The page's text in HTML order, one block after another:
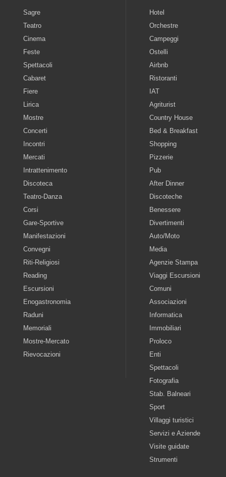
Sagre
Teatro
Cinema
Feste
Spettacoli
Cabaret
Fiere
Lirica
Mostre
Concerti
Incontri
Mercati
Intrattenimento
Discoteca
Teatro-Danza
Corsi
Gare-Sportive
Manifestazioni
Convegni
Riti-Religiosi
Reading
Escursioni
Enogastronomia
Raduni
Memoriali
Mostre-Mercato
Rievocazioni
Hotel
Orchestre
Campeggi
Ostelli
Airbnb
Ristoranti
IAT
Agriturist
Country House
Bed & Breakfast
Shopping
Pizzerie
Pub
After Dinner
Discoteche
Benessere
Divertimenti
Auto/Moto
Media
Agenzie Stampa
Viaggi Escursioni
Comuni
Associazioni
Informatica
Immobiliari
Proloco
Enti
Spettacoli
Fotografia
Stab. Balneari
Sport
Villaggi turistici
Servizi e Aziende
Visite guidate
Strumenti